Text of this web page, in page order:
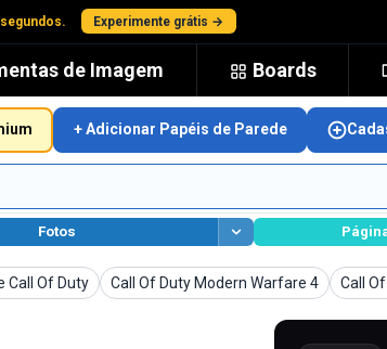
Experimente grátis →
de Imagem Boards
+ Adicionar Papéis de Parede
Fotos
Call Of Duty Call Of Duty Modern Warfare 4
Papéis de Parede Call